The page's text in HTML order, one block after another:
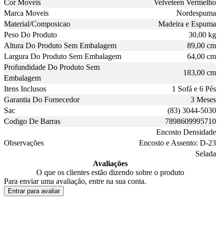
Cor Moveis
Velveteen Vermelho
Marca Moveis
Nordespuma
Material/Composicao
Madeira e Espuma
Peso Do Produto
30,00 kg
Altura Do Produto Sem Embalagem
89,00 cm
Largura Do Produto Sem Embalagem
64,00 cm
Profundidade Do Produto Sem
Embalagem
183,00 cm
Itens Inclusos
1 Sofá e 6 Pés
Garantia Do Fornecedor
3 Meses
Sac
(83) 3044-5030
Codigo De Barras
7898609995710
Observações
Encosto Densidade
Encosto e Assento: D-23
Selada
Avaliações
O que os clientes estão dizendo sobre o produto
Para enviar uma avaliação, entre na sua conta.
Entrar para avaliar